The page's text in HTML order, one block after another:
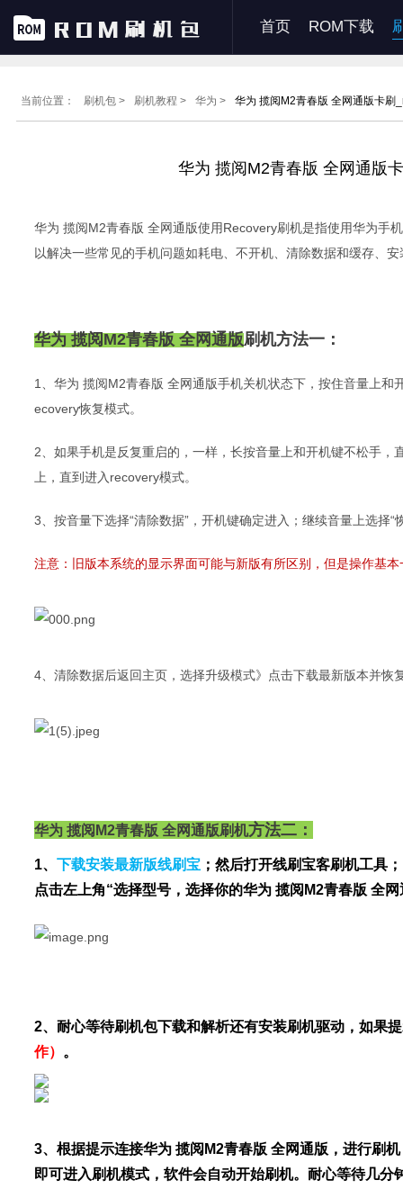
首页 ROM下载
当前位置： 刷机包 > 刷机教程 > 华为 > 华为 揽阅M2青春版 全网通版卡刷
华为 揽阅M2青春版 全网通版
华为 揽阅M2青春版 全网通版使用Recovery刷机是指使用华为手
以解决一些常见的手机问题如耗电、不开机、清除数据和缓存、
华为 揽阅M2青春版 全网通版刷机方法一：
1、华为 揽阅M2青春版 全网通版手机关机状态下，按住音量上
ecovery恢复模式。
2、如果手机是反复重启的，一样，长按音量上和开机键不松手
上，直到进入recovery模式。
3、按音量下选择“清除数据”，开机键确定进入；继续音量上选择
注意：旧版本系统的显示界面可能与新版有所区别，但是操作基本
4、清除数据后返回主页，选择升级模式》点击下载最新版本并
华为 揽阅M2青春版 全网通版刷机方法二：
1、下载安装最新版线刷宝 ；然后打开线刷宝客刷机工具；
点击左上角“选择型号，选择你的华为 揽阅M2青春版 全
2、耐心等待刷机包下载和解析还有安装刷机驱动，如果
作） 。
3、根据提示连接华为 揽阅M2青春版 全网通版，进行刷
即可进入刷机模式，软件会自动开始刷机。耐心等待几分